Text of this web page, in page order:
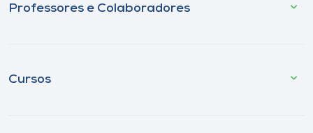
Professores e Colaboradores
Cursos